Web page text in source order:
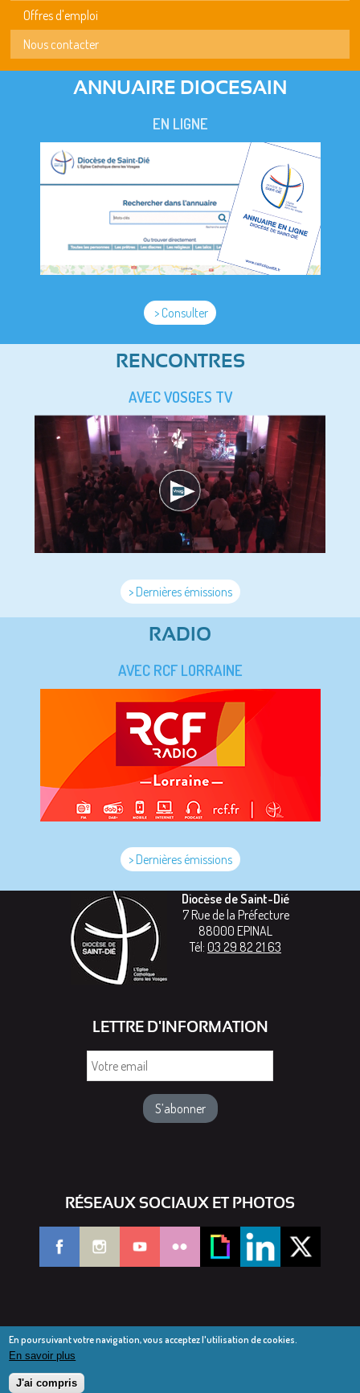
Offres d'emploi
Nous contacter
ANNUAIRE DIOCESAIN
EN LIGNE
> Consulter
RENCONTRES
AVEC VOSGES TV
> Dernières émissions
RADIO
AVEC RCF LORRAINE
> Dernières émissions
Diocèse de Saint-Dié
7 Rue de la Préfecture
88000 EPINAL
Tél: 03 29 82 21 63
LETTRE D'INFORMATION
RÉSEAUX SOCIAUX ET PHOTOS
© Diocèse de Saint-Dié 2016-2025
En poursuivant votre navigation, vous acceptez l'utilisation de cookies.
En savoir plus
J'ai compris